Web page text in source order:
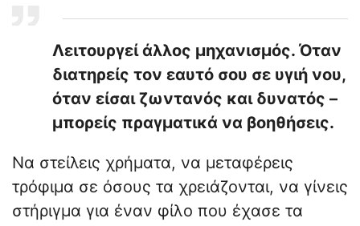
Λειτουργεί άλλος μηχανισμός. Όταν
διατηρείς τον εαυτό σου σε υγιή νου,
όταν είσαι ζωντανός και δυνατός –
μπορείς πραγματικά να βοηθήσεις.
Να στείλεις χρήματα, να μεταφέρεις
τρόφιμα σε όσους τα χρειάζονται, να γίνεις
στήριγμα για έναν φίλο που έχασε τα